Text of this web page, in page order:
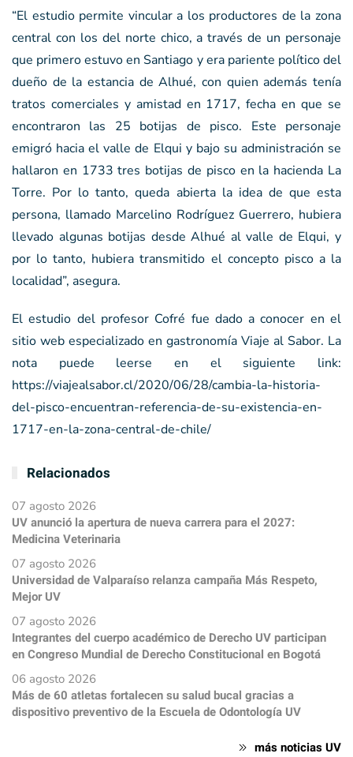
“El estudio permite vincular a los productores de la zona
central con los del norte chico, a través de un personaje
que primero estuvo en Santiago y era pariente político del
dueño de la estancia de Alhué, con quien además tenía
tratos comerciales y amistad en 1717, fecha en que se
encontraron las 25 botijas de pisco. Este personaje
emigró hacia el valle de Elqui y bajo su administración se
hallaron en 1733 tres botijas de pisco en la hacienda La
Torre. Por lo tanto, queda abierta la idea de que esta
persona, llamado Marcelino Rodríguez Guerrero, hubiera
llevado algunas botijas desde Alhué al valle de Elqui, y
por lo tanto, hubiera transmitido el concepto pisco a la
localidad”, asegura.
El estudio del profesor Cofré fue dado a conocer en el
sitio web especializado en gastronomía Viaje al Sabor. La
nota puede leerse en el siguiente link:
https://viajealsabor.cl/2020/06/28/cambia-la-historia-
del-pisco-encuentran-referencia-de-su-existencia-en-
1717-en-la-zona-central-de-chile/
Relacionados
07 agosto 2026
UV anunció la apertura de nueva carrera para el 2027:
Medicina Veterinaria
07 agosto 2026
Universidad de Valparaíso relanza campaña Más Respeto,
Mejor UV
07 agosto 2026
Integrantes del cuerpo académico de Derecho UV participan
en Congreso Mundial de Derecho Constitucional en Bogotá
06 agosto 2026
Más de 60 atletas fortalecen su salud bucal gracias a
dispositivo preventivo de la Escuela de Odontología UV
más noticias UV